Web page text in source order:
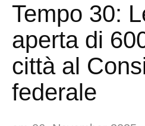
Tempo 30:
aperta di
città al
federale